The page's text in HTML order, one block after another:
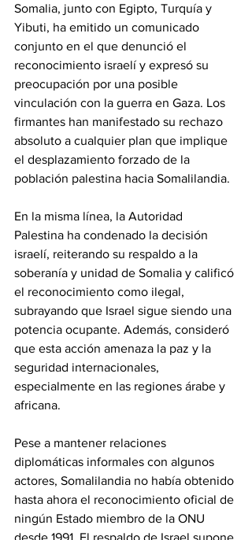
‎Somalia, junto con Egipto, Turquía y
Yibuti, ha emitido un comunicado
conjunto en el que denunció el
reconocimiento israelí y expresó su
preocupación por una posible
vinculación con la guerra en Gaza. Los
firmantes han manifestado su rechazo
absoluto a cualquier plan que implique
el desplazamiento forzado de la
población palestina hacia Somalilandia.
‎En la misma línea, la Autoridad
Palestina ha condenado la decisión
israelí, reiterando su respaldo a la
soberanía y unidad de Somalia y calificó
el reconocimiento como ilegal,
subrayando que Israel sigue siendo una
potencia ocupante. Además, consideró
que esta acción amenaza la paz y la
seguridad internacionales,
especialmente en las regiones árabe y
africana.
‎Pese a mantener relaciones
diplomáticas informales con algunos
actores, Somalilandia no había obtenido
hasta ahora el reconocimiento oficial de
ningún Estado miembro de la ONU
desde 1991. El respaldo de Israel supone